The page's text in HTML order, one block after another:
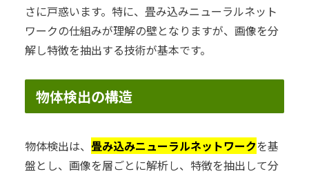
さに戸惑います。特に、畳み込みニューラルネット
ワークの仕組みが理解の壁となりますが、画像を分
解し特徴を抽出する技術が基本です。
物体検出の構造
物体検出は、 畳み込みニューラルネットワークを基
盤とし、画像を層ごとに解析し、特徴を抽出して分